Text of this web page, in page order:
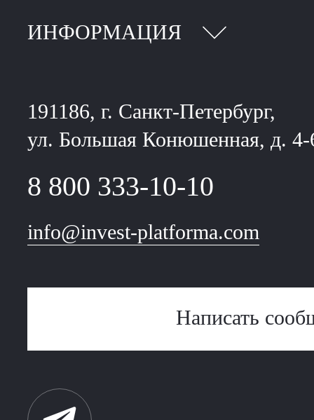
ИНФОРМАЦИЯ
191186, г. Санкт-Петербург,
ул. Большая Конюшенная, д.
8 800 333-10-10
info@invest-platforma.com
Написать